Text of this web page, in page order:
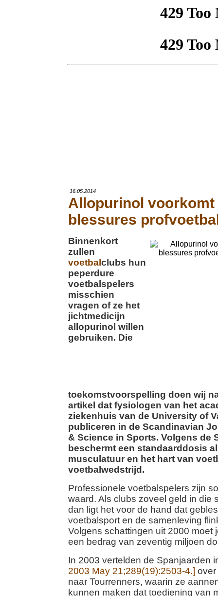
16.05.2014
Allopurinol voorkomt
blessures
Binnenkort
zullen
voetbal clubs hun
peperdure
voetbalspelers
misschien
vragen of ze het
jichtmedicijn
allopurinol willen
gebruiken. Die
toekomstvoorspelling doen wij
artikel dat fysiologen van het
ziekenhuis van de University of
publiceren in de Scandinavian
& Science in Sports. Volgens de
beschermt een standaarddosis
musculatuur en het hart van
voetbalwedstrijd.
Professionele voetbalspelers zijn
waard. Als clubs zoveel geld in die
dan ligt het voor de hand dat
voetbalsport en de samenleving
Volgens schattingen uit 2000 moet
een bedrag van zeventig miljoen
In 2003 vertelden de Spanjaarden
2003 May 21;289(19):2503-4.]
naar Tourrenners, waarin ze
kunnen maken dat toediening van